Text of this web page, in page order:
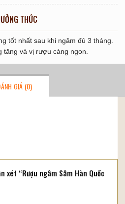
THỨC
tốt nhất sau khi ngâm đủ 3 tháng.
và vị rượu càng ngon.
GIÁ (0)
xét “Rượu ngâm Sâm Hàn Quốc